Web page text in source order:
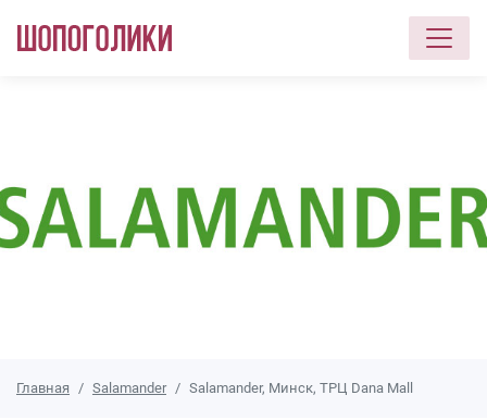
Главная Salamander Salamander, Минск, ТРЦ Dana Mall